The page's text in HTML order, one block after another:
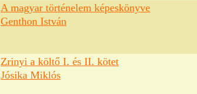
A magyar történelem képeskönyve
Genthon István
Zrinyi a költő I. és II. kötet
Jósika Miklós